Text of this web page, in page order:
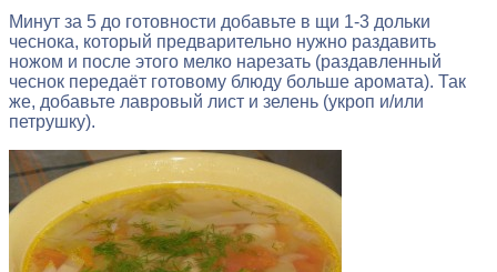
Минут за 5 до готовности добавьте в щи 1-3 дольки
чеснока, который предварительно нужно раздавить
ножом и после этого мелко нарезать (раздавленный
чеснок передаёт готовому блюду больше аромата). Так
же, добавьте лавровый лист и зелень (укроп и/или
петрушку).